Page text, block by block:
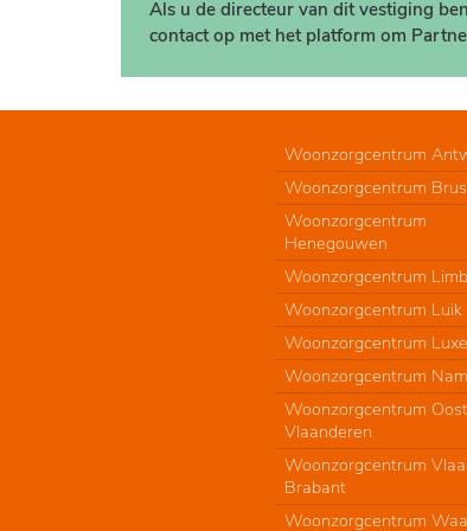
Als u de directeur van dit vestiging
contact op met het platform om
Woonzorgcentrum
Woonzorgcentrum
Woonzorgcentrum
Henegouwen
Woonzorgcentrum
Woonzorgcentrum Luik
Woonzorgcentrum
Woonzorgcentrum
Woonzorgcentrum
Vlaanderen
Woonzorgcentrum
Brabant
Woonzorgcentrum